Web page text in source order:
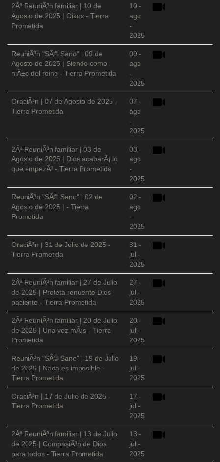
2Âª ReuniÃ³n familiar | 10 de
Agosto de 2025 | Oikos - Tierra
Prometida
10 -
ago
-
2025
ReuniÃ³n "SÃ© Sano" | 09 de
Agosto de 2025 | Siendo como
niÃ±o del reino - Tierra Prometida
09 -
ago
-
2025
OraciÃ³n | 07 de Agosto de 2025 -
Tierra Prometida
07 -
ago
-
2025
2Âª ReuniÃ³n familiar | 03 de
Agosto de 2025 | Dios acabarÃ¡ lo
que empezÃ³ - Tierra Prometida
03 -
ago
-
2025
ReuniÃ³n "SÃ© Sano" | 02 de
Agosto de 2025 | - Tierra
Prometida
02 -
ago
-
2025
OraciÃ³n | 31 de Julio de 2025 -
Tierra Prometida
31 -
jul -
2025
2Âª ReuniÃ³n familiar | 27 de Julio
de 2025 | Profeta renuente Dios
paciente - Tierra Prometida
27 -
jul -
2025
2Âª ReuniÃ³n familiar | 20 de Julio
de 2025 | Una vez mÃ¡s - Tierra
Prometida
20 -
jul -
2025
ReuniÃ³n "SÃ© Sano" | 19 de Julio
de 2025 | Nada es imposible -
Tierra Prometida
19 -
jul -
2025
OraciÃ³n | 17 de Julio de 2025 -
Tierra Prometida
17 -
jul -
2025
2Âª ReuniÃ³n familiar | 13 de Julio
de 2025 | CompasiÃ³n de Dios
para todos - Tierra Prometida
13 -
jul -
2025